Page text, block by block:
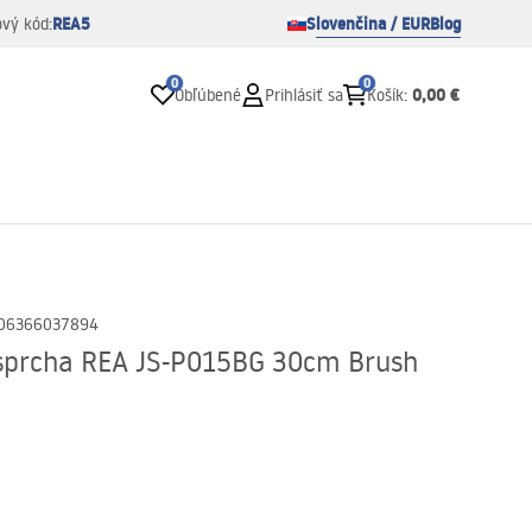
kód:REA5 Slovenčina / EURBlog
0
Obľúbené Prihlásiť sa
0
Košík: 0,00 €
REA JS-P015BG 30cm Brush